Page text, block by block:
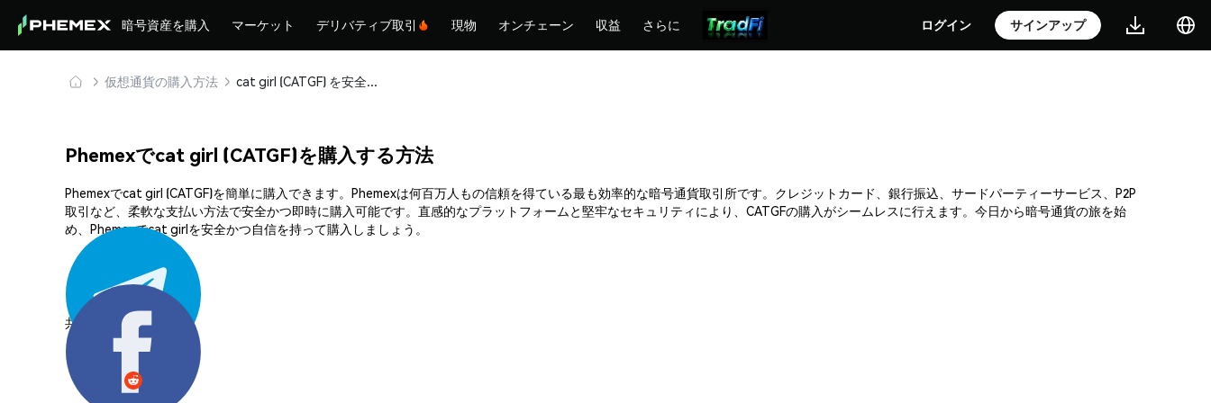
暗号資産を購入 マーケット デリバティブ取引 現物 オンチェーン 収益 さらに ログイン サインアップ
仮想通貨の購入方法 cat girl (CATGF) を安全に購入・保管
Phemexでcat girl (CATGF)を購入する方法
Phemexでcat girl (CATGF)を簡単に購入できます。Phemexは何百万人もの信頼を得ている最も効率的な暗号通貨取引所です。クレジットカード、銀行振込、サードパーティーサービス、P2P
取引など、柔軟な支払い方法で安全かつ即時に購入可能です。直感的なプラットフォームと堅牢なセキュリティにより、CATGFの購入がシームレスに行えます。今日から暗号通貨の旅を始
め、Phemexでcat girlを安全かつ自信を持って購入しましょう。
共有する: